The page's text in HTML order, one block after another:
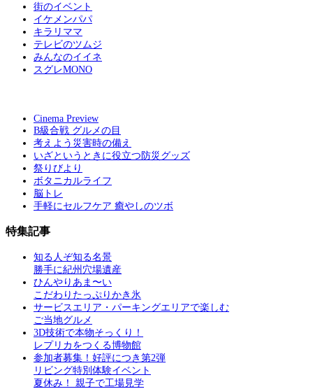
街のイベント
イケメンパパ
キラリママ
テレビのツムジ
みんなのイイネ
スグレMONO
Cinema Preview
B級合戦 グルメの目
考えよう災害時の備え
いざというときに役立つ防災グッズ
祭りびより
ボタニカルライフ
脳トレ
手軽にセルフケア 癒やしのツボ
特集記事
知る人ぞ知る名景
勝手に紀州穴場遺産
ひんやりあま〜い
こだわりたっぷりかき氷
サービスエリア・パーキングエリアで楽しむ
ご当地グルメ
3D技術で本物そっくり！
レプリカをつくる博物館
参加者募集！好評につき第2弾
リビング特別体験イベント
夏休み！ 親子で工場見学